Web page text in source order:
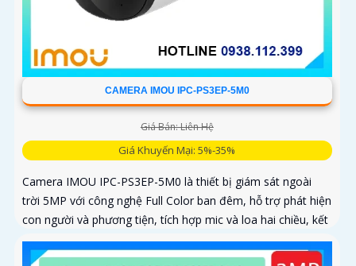
CAMERA IMOU IPC-PS3EP-5M0
Giá Bán: Liên Hệ
Giá Khuyến Mại: 5%-35%
Camera IMOU IPC-PS3EP-5M0 là thiết bị giám sát ngoài
trời 5MP với công nghệ Full Color ban đêm, hỗ trợ phát hiện
con người và phương tiện, tích hợp mic và loa hai chiều, kết
nối PoE tiện lợi, phù hợp cho gia đình, cửa hàng và văn
phòng